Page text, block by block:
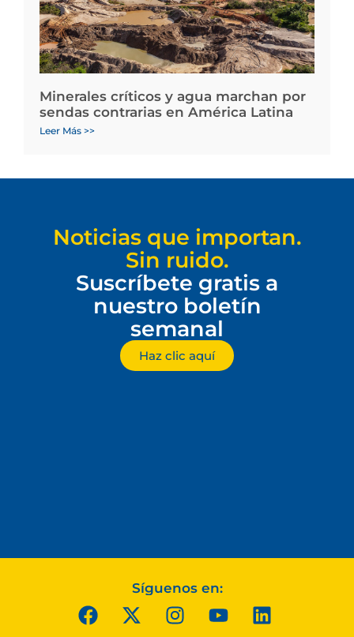
Minerales críticos y agua marchan por
sendas contrarias en América Latina
Leer Más >>
Noticias que importan.
Sin ruido.
Suscríbete gratis a
nuestro boletín
semanal
Haz clic aquí
Síguenos en: